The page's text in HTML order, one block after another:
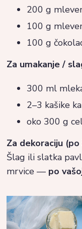
200 g
100 g
100 g
Za umakanje /
300 ml
2–3 kašike
oko 300 g
Za dekoraciju
Šlag ili slatka
mrvice — po